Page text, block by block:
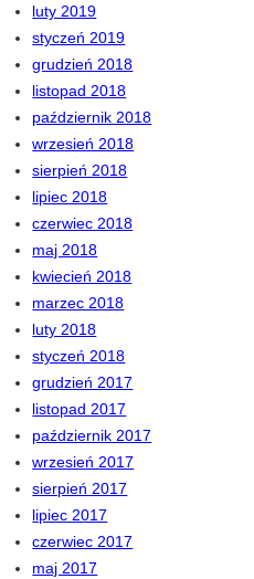
luty 2019
styczeń 2019
grudzień 2018
listopad 2018
październik 2018
wrzesień 2018
sierpień 2018
lipiec 2018
czerwiec 2018
maj 2018
kwiecień 2018
marzec 2018
luty 2018
styczeń 2018
grudzień 2017
listopad 2017
październik 2017
wrzesień 2017
sierpień 2017
lipiec 2017
czerwiec 2017
maj 2017